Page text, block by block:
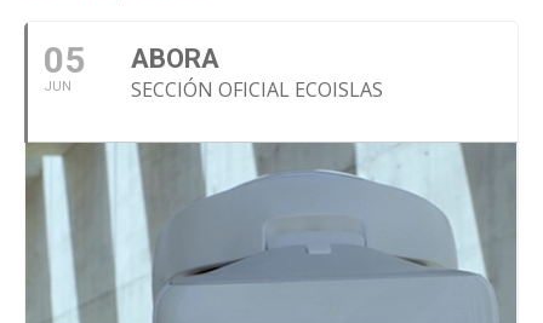
05
JUN
ABORA
SECCIÓN OFICIAL ECOISLAS